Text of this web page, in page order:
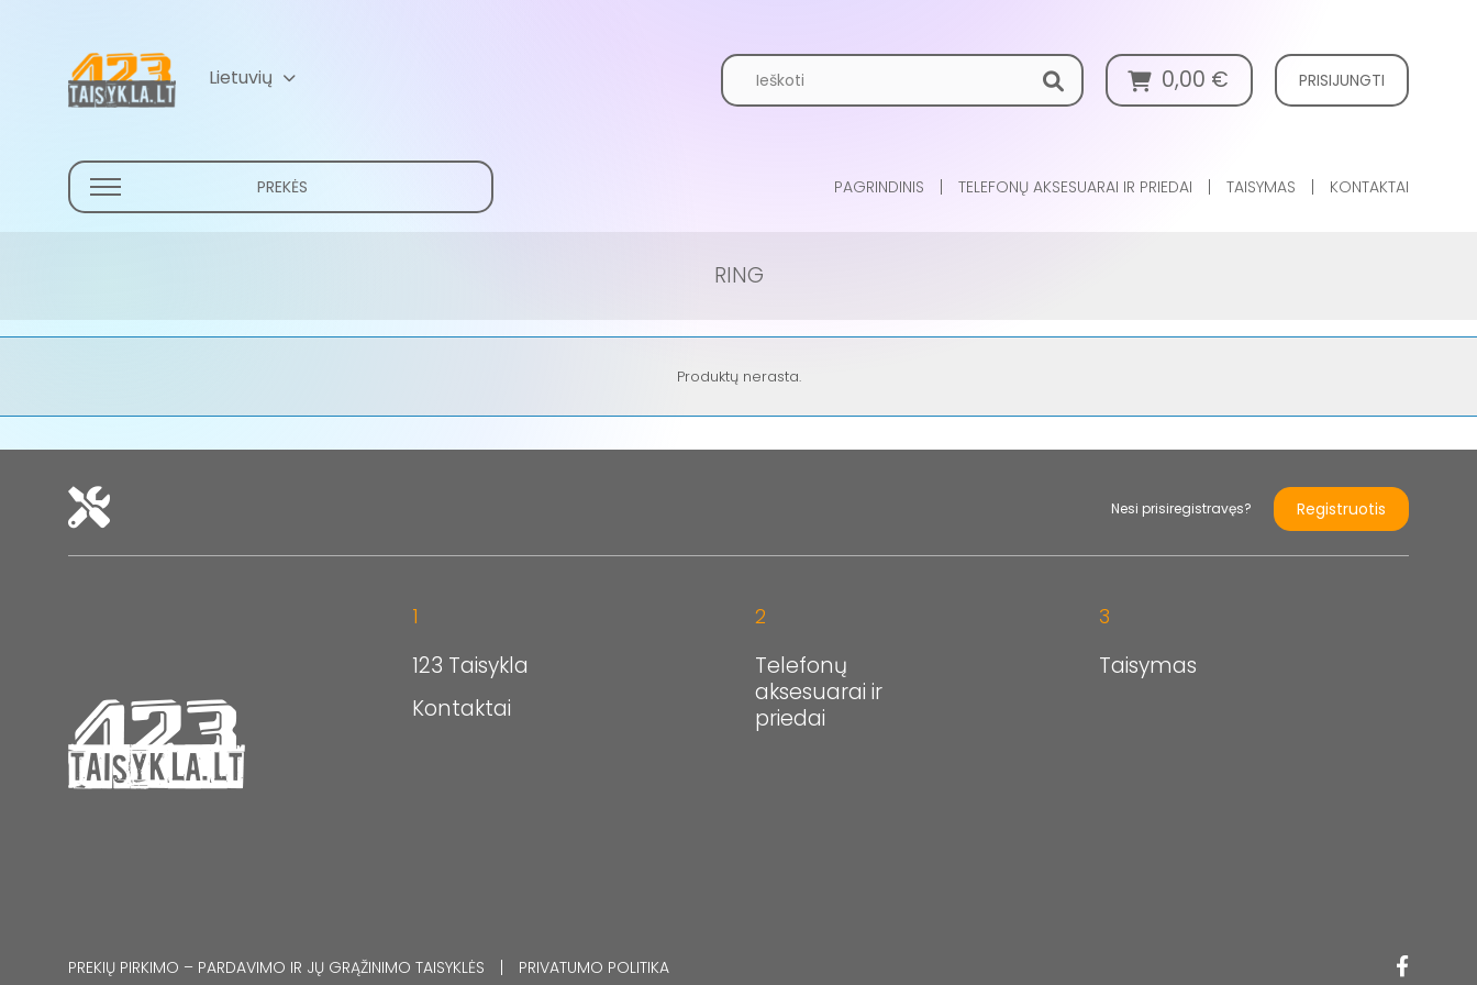
Lietuvių
0,00 € PRISIJUNGTI
PREKĖS PAGRINDINIS TELEFONŲ AKSESUARAI IR PRIEDAI TAISYMAS KONTAKTAI
RING
Produktų nerasta.
Nesi prisiregistravęs? Registruotis
1
123 Taisykla
Kontaktai
2
Telefonų
aksesuarai ir
priedai
3
Taisymas
PREKIŲ PIRKIMO – PARDAVIMO IR JŲ GRĄŽINIMO TAISYKLĖS PRIVATUMO POLITIKA